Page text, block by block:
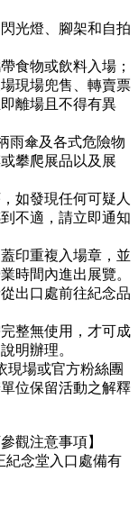
光燈、腳架和自拍
食物或飲料入場；
現場兜售、轉賣票
離場且不得有異
雨傘及各式危險物
攀爬展品以及展
如發現任何可疑人
不適，請立即通知
印重複入場章，並
時間內進出展覽。
出口處前往紀念品
整無使用，才可成
明辦理。
現場或官方粉絲團
位保留活動之解釋
觀注意事項】
紀念堂入口處備有